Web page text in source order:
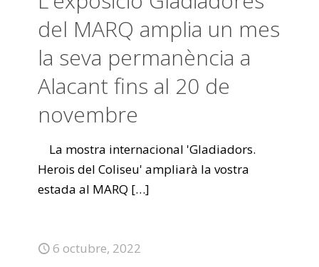
del MARQ amplia un mes
la seva permanència a
Alacant fins al 20 de
novembre
La mostra internacional 'Gladiadors.
Herois del Coliseu' ampliarà la vostra
estada al MARQ […]
6 octubre, 2022